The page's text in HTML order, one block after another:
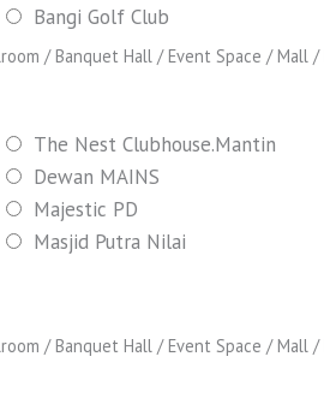
Bangi Golf Club
/ Banquet Hall / Event Space / Mall
The Nest Clubhouse.Mantin
Dewan MAINS
Majestic PD
Masjid Putra Nilai
/ Banquet Hall / Event Space / Mall